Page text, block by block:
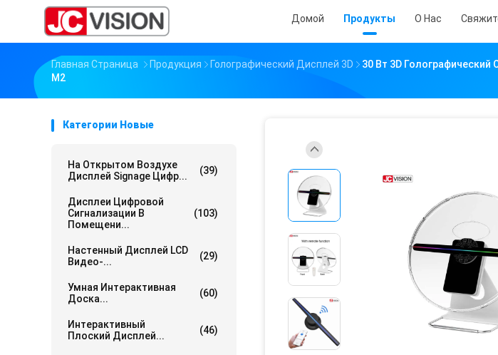
Домой Продукты О Нас
Главная Страница Продукция Голографический Дисплей 3D
30 Вт 3D
М2
Категории Новые
На Открытом Воздухе
Дисплей Signage Цифр...
(39)
Дисплеи Цифровой
Сигнализации В
Помещени...
(103)
Настенный Дисплей LCD
Видео-...
(29)
Умная Интерактивная
Доска...
(60)
Интерактивный
Плоский Дисплей...
(46)